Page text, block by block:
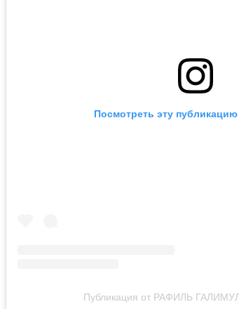
Посмотреть эту
Публикация от РАФИЛЬ